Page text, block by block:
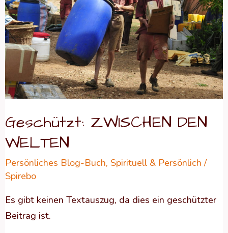
Geschützt: ZWISCHEN DEN
WELTEN
Persönliches Blog-Buch, Spirituell & Persönlich /
Spirebo
Es gibt keinen Textauszug, da dies ein geschützter
Beitrag ist.
WELTEN